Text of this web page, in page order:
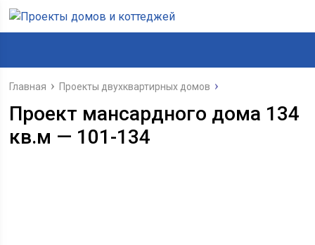
Главная Проекты двухквартирных домов
Проект мансардного дома 134
кв.м — 101-134